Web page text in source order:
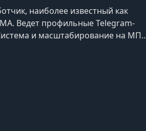
наиболее известный как
Ведет профильные Telegram-
и масштабирование на МП»
оптимизации и автоматизации